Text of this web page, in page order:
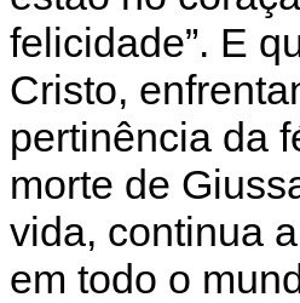
felicidade”. E
Cristo,
pertinência da
morte de
vida, continua
em todo o